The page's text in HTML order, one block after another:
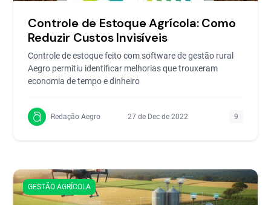
Controle de Estoque Agrícola: Como
Reduzir Custos Invisíveis
Controle de estoque feito com software de gestão rural
Aegro permitiu identificar melhorias que trouxeram
economia de tempo e dinheiro
Redação Aegro 27 de Dec de 2022 9
GESTÃO AGRÍCOLA